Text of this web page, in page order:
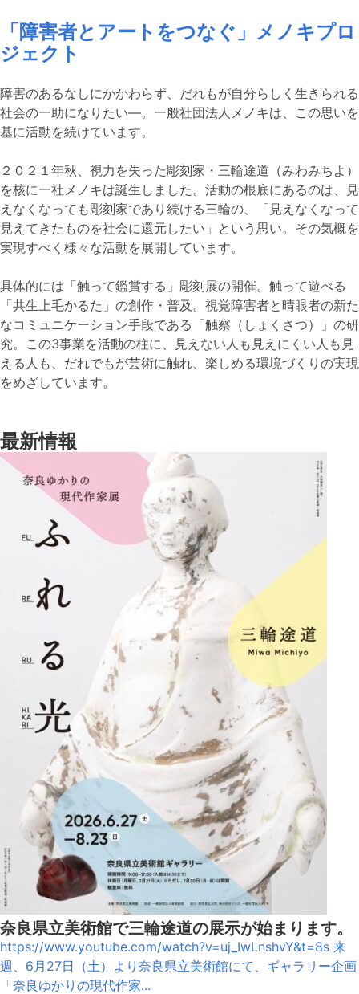
「障害者とアートをつなぐ」メノキプロ
ジェクト
障害のあるなしにかかわらず、だれもが自分らしく生きられる
社会の一助になりたい―。一般社団法人メノキは、この思いを
基に活動を続けています。
２０２１年秋、視力を失った彫刻家・三輪途道（みわみちよ）
を核に一社メノキは誕生しました。活動の根底にあるのは、見
えなくなっても彫刻家であり続ける三輪の、「見えなくなって
見えてきたものを社会に還元したい」という思い。その気概を
実現すべく様々な活動を展開しています。
具体的には「触って鑑賞する」彫刻展の開催。触って遊べる
「共生上毛かるた」の創作・普及。視覚障害者と晴眼者の新た
なコミュニケーション手段である「触察（しょくさつ）」の研
究。この3事業を活動の柱に、見えない人も見えにくい人も見
える人も、だれでもが芸術に触れ、楽しめる環境づくりの実現
をめざしています。
最新情報
奈良県立美術館で三輪途道の展示が始まります。
https://www.youtube.com/watch?v=uj_IwLnshvY&t=8s 来
週、6月27日（土）より奈良県立美術館にて、ギャラリー企画
「奈良ゆかりの現代作家...